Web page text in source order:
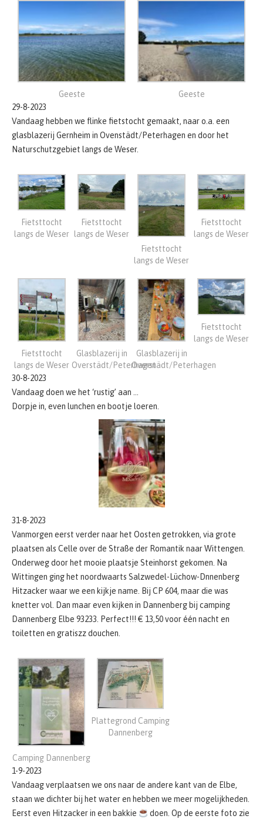
Geeste
Geeste
29-8-2023
Vandaag hebben we flinke fietstocht gemaakt, naar o.a. een
glasblazerij Gernheim in Ovenstädt/Peterhagen en door het
Naturschutzgebiet langs de Weser.
Fietsttocht
langs de Weser
Fietsttocht
langs de Weser
Fietsttocht
langs de Weser
Fietsttocht
langs de Weser
Fietsttocht
langs de Weser
Glasblazerij in
Overstädt/Peterhagen
Glasblazerij in
Overstädt/Peterhagen
Fietsttocht
langs de Weser
30-8-2023
Vandaag doen we het ‘rustig’ aan …
Dorpje in, even lunchen en bootje loeren.
31-8-2023
Vanmorgen eerst verder naar het Oosten getrokken, via grote
plaatsen als Celle over de Straße der Romantik naar Wittengen.
Onderweg door het mooie plaatsje Steinhorst gekomen. Na
Wittingen ging het noordwaarts Salzwedel-Lüchow-Dnnenberg
Hitzacker waar we een kijkje name. Bij CP 604, maar die was
knetter vol. Dan maar even kijken in Dannenberg bij camping
Dannenberg Elbe 93233. Perfect!!! € 13,50 voor één nacht en
toiletten en gratiszz douchen.
Camping Dannenberg
Plattegrond Camping
Dannenberg
1-9-2023
Vandaag verplaatsen we ons naar de andere kant van de Elbe,
staan we dichter bij het water en hebben we meer mogelijkheden.
Eerst even Hitzacker in een bakkie
doen. Op de eerste foto zie